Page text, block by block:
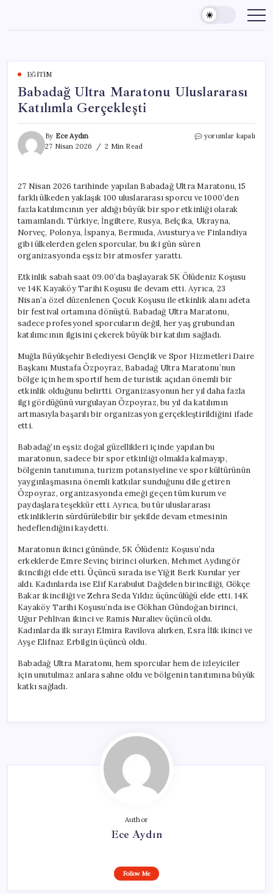
content
EĞITIM
Babadağ Ultra Maratonu Uluslararası
Katılımla Gerçekleşti
By Ece Aydın
27 Nisan 2026
2 Min Read
Babadağ
Gerçekleşti
için
yorumlar kapalı
27 Nisan 2026 tarihinde yapılan Babadağ Ultra Maratonu, 15
farklı ülkeden yaklaşık 100 uluslararası sporcu ve 1000’den
fazla katılımcının yer aldığı büyük bir spor etkinliği olarak
tamamlandı. Türkiye, İngiltere, Rusya, Belçika, Ukrayna,
Norveç, Polonya, İspanya, Bermuda, Avusturya ve Finlandiya
gibi ülkelerden gelen sporcular, bu iki gün süren
organizasyonda eşsiz bir atmosfer yarattı.
Etkinlik sabah saat 09.00’da başlayarak 5K Ölüdeniz Koşusu
ve 14K Kayaköy Tarihi Koşusu ile devam etti. Ayrıca, 23
Nisan’a özel düzenlenen Çocuk Koşusu ile etkinlik alanı adeta
bir festival ortamına dönüştü. Babadağ Ultra Maratonu,
sadece profesyonel sporcuların değil, her yaş grubundan
katılımcının ilgisini çekerek büyük bir katılım sağladı.
Muğla Büyükşehir Belediyesi Gençlik ve Spor Hizmetleri Daire
Başkanı Mustafa Özpoyraz, Babadağ Ultra Maratonu’nun
bölge için hem sportif hem de turistik açıdan önemli bir
etkinlik olduğunu belirtti. Organizasyonun her yıl daha fazla
ilgi gördüğünü vurgulayan Özpoyraz, bu yıl da katılımın
artmasıyla başarılı bir organizasyon gerçekleştirildiğini ifade
etti.
Babadağ’ın eşsiz doğal güzellikleri içinde yapılan bu
maratonun, sadece bir spor etkinliği olmakla kalmayıp,
bölgenin tanıtımına, turizm potansiyeline ve spor kültürünün
yaygınlaşmasına önemli katkılar sunduğunu dile getiren
Özpoyraz, organizasyonda emeği geçen tüm kurum ve
paydaşlara teşekkür etti. Ayrıca, bu tür uluslararası
etkinliklerin sürdürülebilir bir şekilde devam etmesinin
hedeflendiğini kaydetti.
Maratonun ikinci gününde, 5K Ölüdeniz Koşusu’nda
erkeklerde Emre Sevinç birinci olurken, Mehmet Aydıngör
ikinciliği elde etti. Üçüncü sırada ise Yiğit Berk Kurular yer
aldı. Kadınlarda ise Elif Karabulut Dağdelen birinciliği, Gökçe
Bakar ikinciliği ve Zehra Seda Yıldız üçüncülüğü elde etti. 14K
Kayaköy Tarihi Koşusu’nda ise Gökhan Gündoğan birinci,
Uğur Pehlivan ikinci ve Ramis Nuraliev üçüncü oldu.
Kadınlarda ilk sırayı Elmira Ravilova alırken, Esra İlik ikinci ve
Ayşe Elifnaz Erbilgin üçüncü oldu.
Babadağ Ultra Maratonu, hem sporcular hem de izleyiciler
için unutulmaz anlara sahne oldu ve bölgenin tanıtımına büyük
katkı sağladı.
Author
Ece Aydın
Follow Me